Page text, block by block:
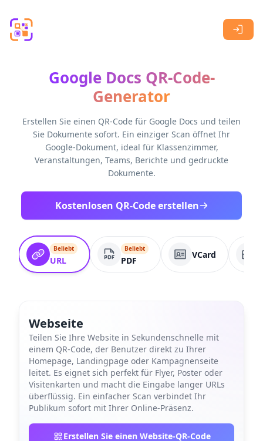
Google Docs QR-Code-
Generator
Erstellen Sie einen QR-Code für Google Docs und teilen
Sie Dokumente sofort. Ein einziger Scan öffnet Ihr
Google-Dokument, ideal für Klassenzimmer,
Veranstaltungen, Teams, Berichte und gedruckte
Dokumente.
Kostenlosen QR-Code erstellen
Beliebt
URL
Beliebt
PDF
VCard
Webseite
Teilen Sie Ihre Website in Sekundenschnelle mit
einem QR-Code, der Benutzer direkt zu Ihrer
Homepage, Landingpage oder Kampagnenseite
leitet. Es eignet sich perfekt für Flyer, Poster oder
Visitenkarten und macht die Eingabe langer URLs
überflüssig. Ein einfacher Scan verbindet Ihr
Publikum sofort mit Ihrer Online-Präsenz.
Erstellen Sie einen Website-QR-Code